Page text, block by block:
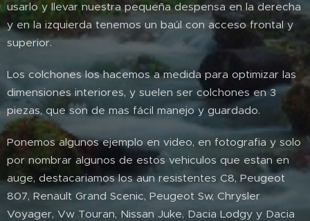
usarlo y llevar nuestra pequeña despensa en la derecha
y en la izquierda tenemos un baúl con acceso frontal y
superior.
Los colchones los hacemos a medida para optimizar las
dimensiones interiores, y suelen ser colchones en 3
piezas, que son de mas fácil manejo y guardado.
Ponemos algunos ejemplo en video, en fotografia y solo
por nombrar algunos de estos vehiculos que estan en
auge, destacariamos los aun resistentes C8, Peugeot
807, Renault Grand Scenic, Peugeot Sw, Chrysler
Voyager, Vw Touran, Nissan Juke, Dacia Lodgy y Dacia